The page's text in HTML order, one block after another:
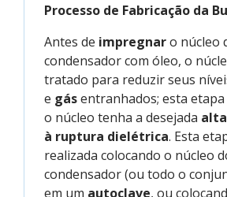
Processo de Fabricação da
Antes de impregnaro núcleo
condensador com óleo, o
tratado para reduzir seus
e gásentranhados; esta
o núcleo tenha a desejada alta
à ruptura dielétrica. Esta
realizada colocando o núcleo
condensador (ou todo o
em um autoclave, ou